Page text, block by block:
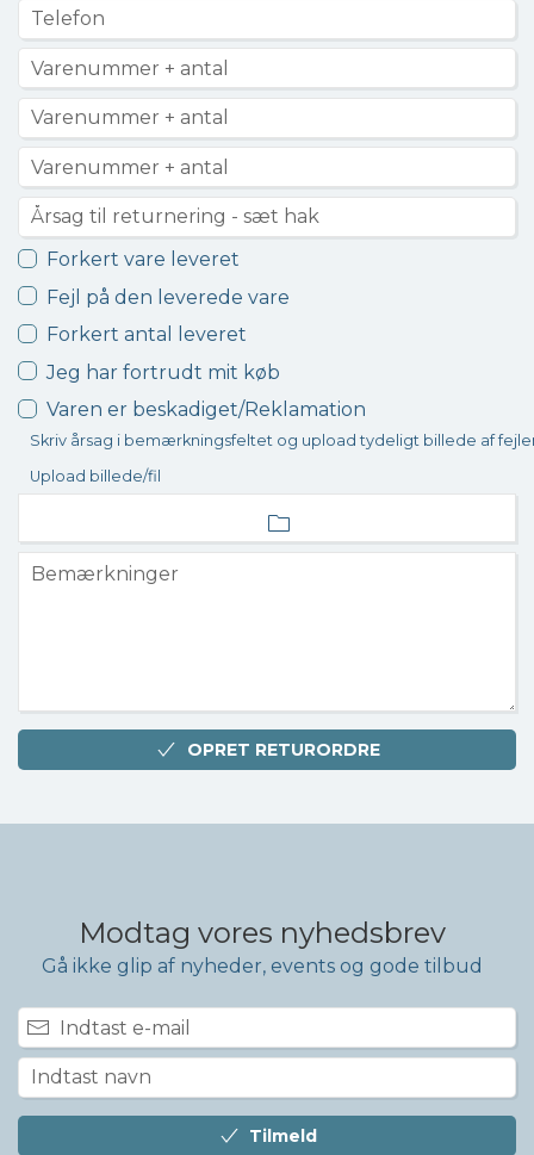
Forkert vare leveret
Fejl på den leverede vare
Forkert antal leveret
Jeg har fortrudt mit køb
Varen er beskadiget/Reklamation
Skriv årsag i bemærkningsfeltet og upload tydeligt billede af
Upload billede/fil
OPRET RETURORDRE
Modtag vores nyhedsbrev
Gå ikke glip af nyheder, events og gode tilbud
Tilmeld